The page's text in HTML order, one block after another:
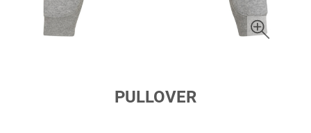
PULLOVER